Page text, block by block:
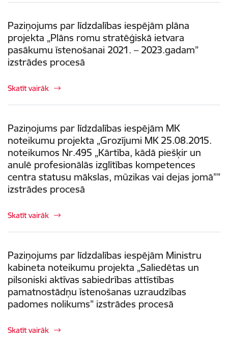
Paziņojums par līdzdalības iespējām plāna
projekta „Plāns romu stratēģiskā ietvara
pasākumu īstenošanai 2021. – 2023.gadam”
izstrādes procesā
Skatīt vairāk
Paziņojums par līdzdalības iespējām MK
noteikumu projekta „Grozījumi MK 25.08.2015.
noteikumos Nr.495 „Kārtība, kādā piešķir un
anulē profesionālās izglītības kompetences
centra statusu mākslas, mūzikas vai dejas jomā””
izstrādes procesā
Skatīt vairāk
Paziņojums par līdzdalības iespējām Ministru
kabineta noteikumu projekta „Saliedētas un
pilsoniski aktīvas sabiedrības attīstības
pamatnostādņu īstenošanas uzraudzības
padomes nolikums” izstrādes procesā
Skatīt vairāk